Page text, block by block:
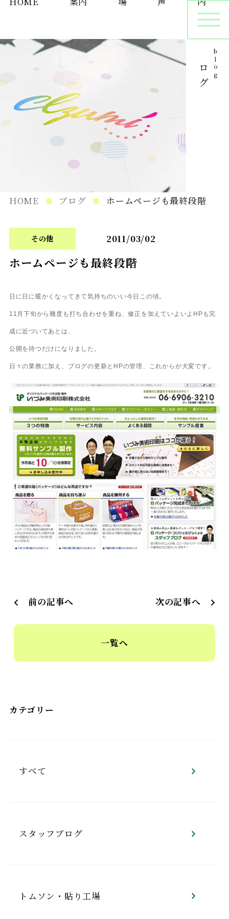
プリントサンプル
在庫管理
ブログblog
HOME ブログ ホームページも最終段階
その他 2011/03/02
ホームページも最終段階
日に日に暖かくなってきて気持ちのいい今日この頃。
11月下旬から幾度も打ち合わせを重ね、修正を加えていよいよHPも完
成に近づいてあとは、
公開を待つだけになりました。
日々の業務に加え、ブログの更新とHPの管理、これからが大変です。
前の記事へ 次の記事へ
一覧へ
カテゴリー
すべて
スタッフブログ
トムソン・貼り工場